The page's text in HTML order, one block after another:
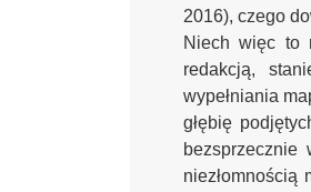
2016), czego
Niech więc to
redakcją,
wypełniania
głębię
bezsprzecznie
niezłomnością